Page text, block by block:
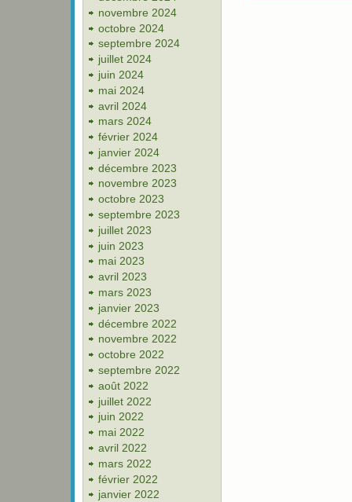
novembre 2024
octobre 2024
septembre 2024
juillet 2024
juin 2024
mai 2024
avril 2024
mars 2024
février 2024
janvier 2024
décembre 2023
novembre 2023
octobre 2023
septembre 2023
juillet 2023
juin 2023
mai 2023
avril 2023
mars 2023
janvier 2023
décembre 2022
novembre 2022
octobre 2022
septembre 2022
août 2022
juillet 2022
juin 2022
mai 2022
avril 2022
mars 2022
février 2022
janvier 2022